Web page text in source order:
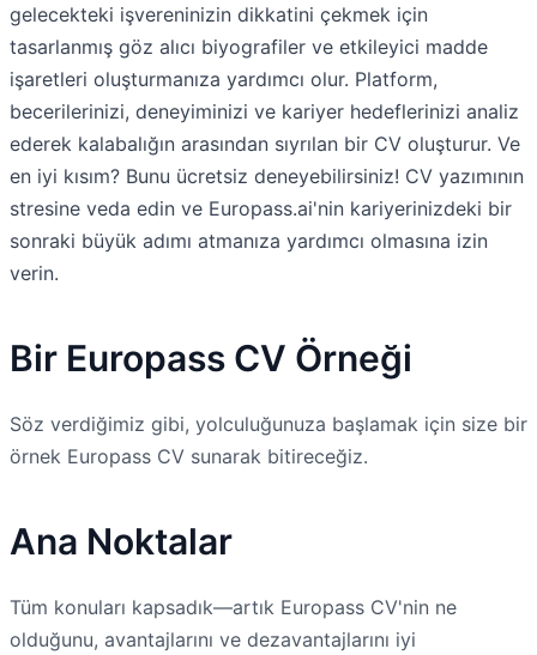
gelecekteki işvereninizin dikkatini çekmek için
tasarlanmış göz alıcı biyografiler ve etkileyici madde
işaretleri oluşturmanıza yardımcı olur. Platform,
becerilerinizi, deneyiminizi ve kariyer hedeflerinizi analiz
ederek kalabalığın arasından sıyrılan bir CV oluşturur. Ve
en iyi kısım? Bunu ücretsiz deneyebilirsiniz! CV yazımının
stresine veda edin ve Europass.ai'nin kariyerinizdeki bir
sonraki büyük adımı atmanıza yardımcı olmasına izin
verin.
Bir Europass CV Örneği
Söz verdiğimiz gibi, yolculuğunuza başlamak için size bir
örnek Europass CV sunarak bitireceğiz.
Ana Noktalar
Tüm konuları kapsadık—artık Europass CV'nin ne
olduğunu, avantajlarını ve dezavantajlarını iyi